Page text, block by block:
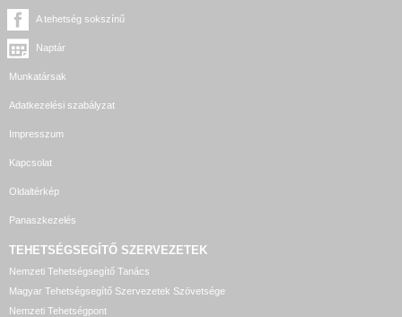
A tehetség sokszínű
Naptár
Munkatársak
Adatkezelési szabályzat
Impresszum
Kapcsolat
Oldaltérkép
Panaszkezelés
TEHETSÉGSEGÍTŐ SZERVEZETEK
Nemzeti Tehetségsegítő Tanács
Magyar Tehetségsegítő Szervezetek Szövetsége
Nemzeti Tehetségpont